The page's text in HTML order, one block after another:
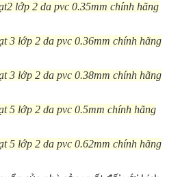
lớp 2 da pvc 0.35mm chính hãng
3 lớp 2 da pvc 0.36mm chính hãng
3 lớp 2 da pvc 0.38mm chính hãng
5 lớp 2 da pvc 0.5mm chính hãng
5 lớp 2 da pvc 0.62mm chính hãng